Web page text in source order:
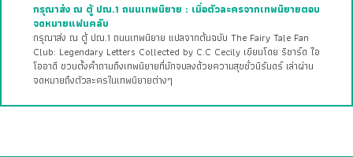
กรุณาส่ง ณ ตู้ ปณ.1 ถนนเทพนิยาย : เมื่อตัวละครจากเทพนิยายตอบ
จดหมายแฟนคลับ
กรุณาส่ง ณ ตู้ ปณ.1 ถนนเทพนิยาย แปลจากต้นฉบับ The Fairy Tale Fan
Club: Legendary Letters Collected by C.C Cecily เขียนโดย ริชาร์ด ไอ
โออาดี ชวนตั้งคำถามถึงเทพนิยายที่มักจบลงด้วยความสุขชั่วนิรันดร์ เล่าผ่าน
จดหมายถึงตัวละครในเทพนิยายต่างๆ